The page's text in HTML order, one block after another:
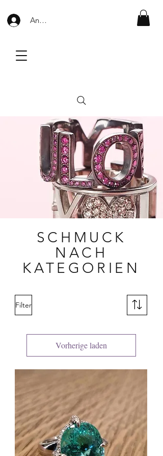
Anmelden
SCHMUCK
NACH
KATEGORIEN
Filter
Vorherige laden